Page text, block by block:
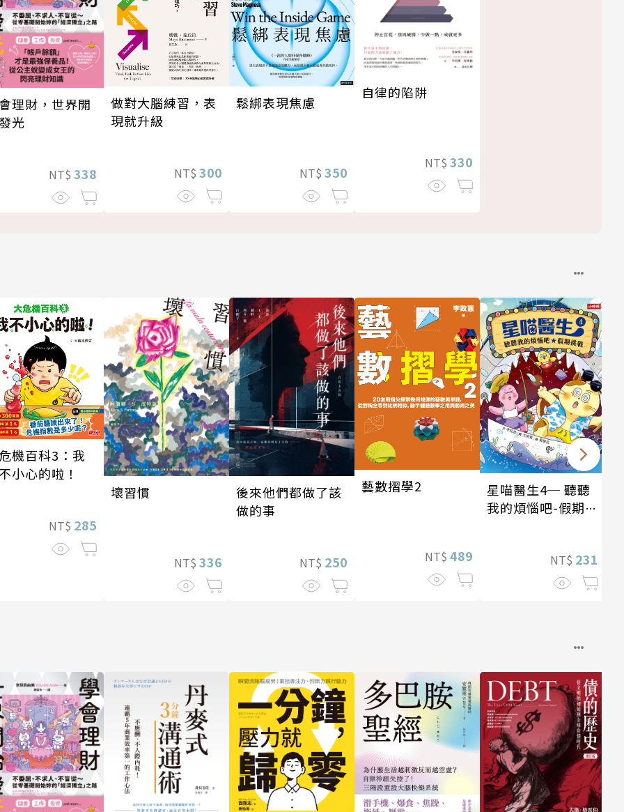
理財，世界開
光
NT$ 338
做對大腦練習，表
現就升級
NT$ 300
鬆綁表現焦慮
NT$ 350
自律的陷阱
NT$ 330
機百科3：我
小心的啦！
NT$ 285
壞習慣
NT$ 336
後來他們都做了該
做的事
NT$ 250
藝數摺學2
NT$ 489
星喵醫生4─ 聽聽
我的煩惱吧-假期挑
NT$ 231